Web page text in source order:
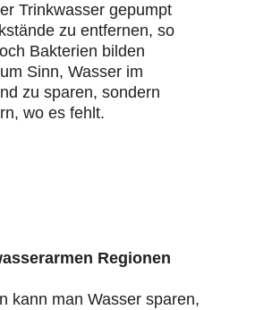
Trinkwasser gepumpt
zu entfernen, so
Bakterien bilden
Sinn, Wasser im
zu sparen, sondern
wo es fehlt.
Regionen
kann man Wasser sparen,